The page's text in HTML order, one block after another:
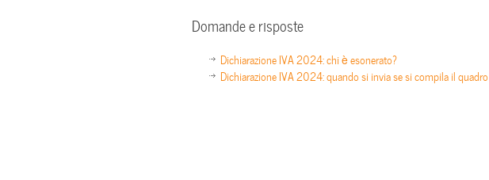
Domande e risposte
Dichiarazione IVA 2024: chi è esonerato?
Dichiarazione IVA 2024: quando si invia se si compila il